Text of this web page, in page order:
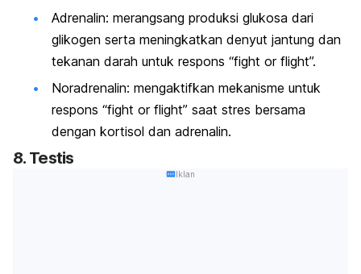
Adrenalin: merangsang produksi glukosa dari
glikogen serta meningkatkan denyut jantung dan
tekanan darah untuk respons “fight or flight”.
Noradrenalin: mengaktifkan mekanisme untuk
respons “fight or flight” saat stres bersama
dengan kortisol dan adrenalin.
8. Testis
Iklan